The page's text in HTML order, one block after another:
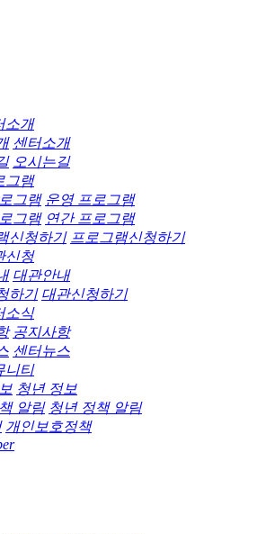
소개
센터소개
오시는길
그램
그램 운영 프로그램
그램 연간 프로그램
신청하기 프로그램신청하기
신청
대관안내
하기 대관신청하기
소식
공지사항
센터뉴스
니티
청년 정보
알림 청년 정책 알림
개인보호정책